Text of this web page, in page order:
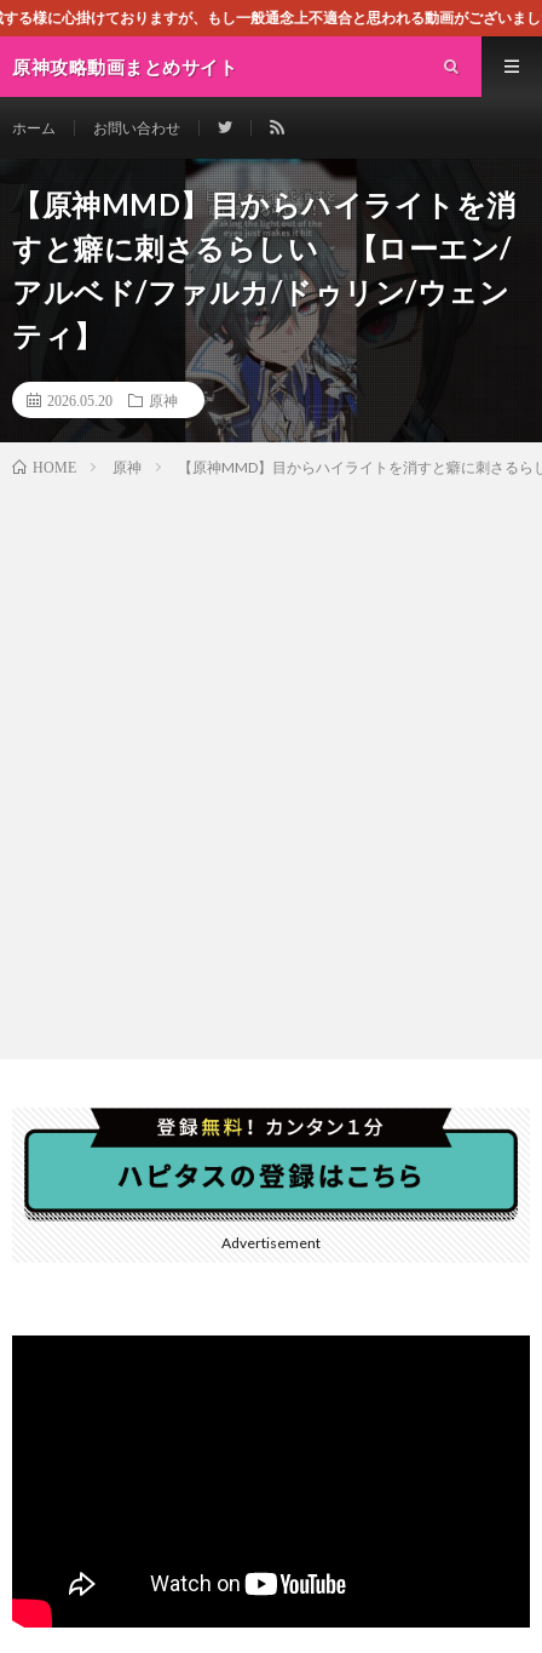
すが、もし一般通念上不適合と思われる動画がございましたら、下記お問
原神攻略動画まとめサイト
ホーム お問い合わせ
【原神MMD】目からハイライトを消
すと癖に刺さるらしい 【ローエン/
アルベド/ファルカ/ドゥリン/ウェン
ティ】
2026.05.20 原神
HOME 原神 【原神MMD】目からハイライトを消すと癖に刺さる
Advertisement